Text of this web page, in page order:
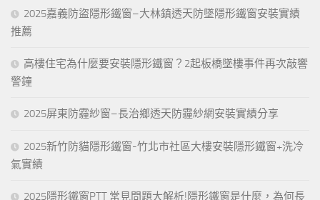
2025嘉義防盜隱形鐵窗–大林鎮透天防墜隱形鐵窗安裝實績
推薦
高樓住宅為什麼要安裝隱形鐵窗？2起板橋墜樓事件再次敲響
警鐘
2025屏東防霾紗窗–長治鄉透天防霾紗網安裝實績分享
2025新竹防貓隱形鐵窗-竹北市社區大樓安裝隱形鐵窗+洗冷
氣實績
2025隱形鐵窗PTT 常見問題大解析!隱形鐵窗是什麼，為何長